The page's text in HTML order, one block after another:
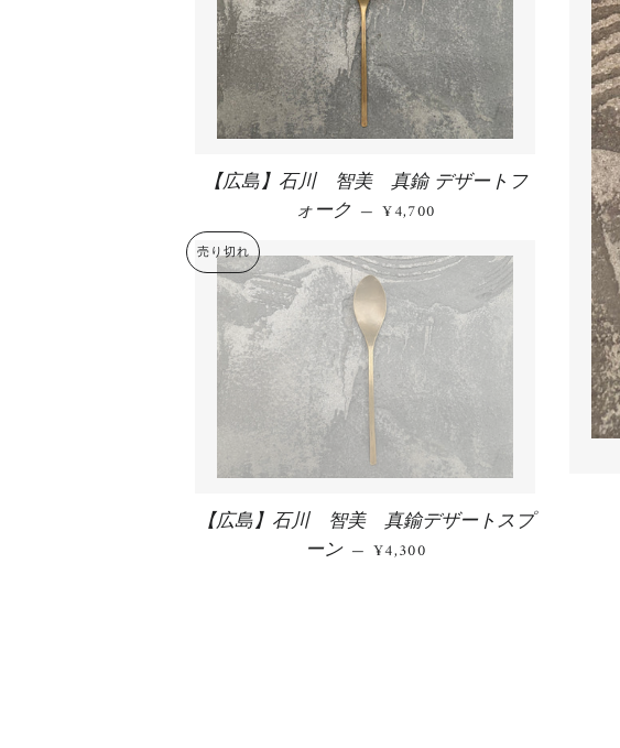
【広島】石川 智美 真鍮 デザートフ
ォーク — 通常価格
¥4,700
売り切れ
【広島】石川 智美 真鍮デザートスプ
ーン — 通常価格
¥4,300